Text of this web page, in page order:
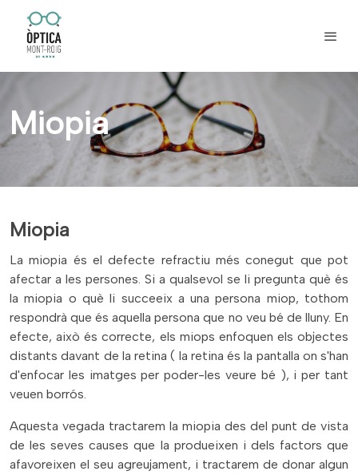
Miopia
Miopia
La miopia és el defecte refractiu més conegut que pot
afectar a les persones. Si a qualsevol se li pregunta què és
la miopia o què li succeeix a una persona miop, tothom
respondrà que és aquella persona que no veu bé de lluny. En
efecte, això és correcte, els miops enfoquen els objectes
distants davant de la retina ( la retina és la pantalla on s'han
d'enfocar les imatges per poder-les veure bé ), i per tant
veuen borrós.
Aquesta vegada tractarem la miopia des del punt de vista
de les seves causes que la produeixen i dels factors que
afavoreixen el seu agreujament, i tractarem de donar algun